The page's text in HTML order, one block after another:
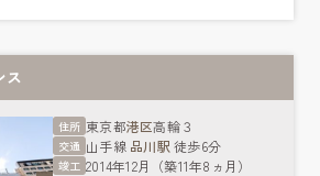
ス
住所 東京都港区高輪３
交通 山手線 品川駅 徒歩6分
竣工 2014年12月（築11年8ヵ月）